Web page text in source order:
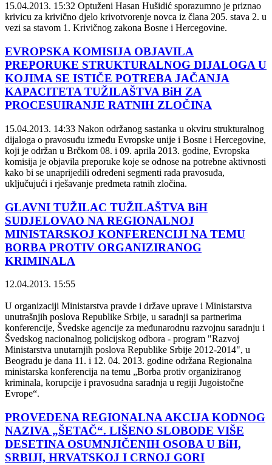
15.04.2013. 15:32 Optuženi Hasan Hušidić sporazumno je priznao
krivicu za krivično djelo krivotvorenje novca iz člana 205. stava 2. u
vezi sa stavom 1. Krivičnog zakona Bosne i Hercegovine.
EVROPSKA KOMISIJA OBJAVILA
PREPORUKE STRUKTURALNOG DIJALOGA U
KOJIMA SE ISTIČE POTREBA JAČANJA
KAPACITETA TUŽILAŠTVA BiH ZA
PROCESUIRANJE RATNIH ZLOČINA
15.04.2013. 14:33 Nakon održanog sastanka u okviru strukturalnog
dijaloga o pravosuđu između Evropske unije i Bosne i Hercegovine,
koji je održan u Brčkom 08. i 09. aprila 2013. godine, Evropska
komisija je objavila preporuke koje se odnose na potrebne aktivnosti
kako bi se unaprijedili određeni segmenti rada pravosuđa,
uključujući i rješavanje predmeta ratnih zločina.
GLAVNI TUŽILAC TUŽILAŠTVA BiH
SUDJELOVAO NA REGIONALNOJ
MINISTARSKOJ KONFERENCIJI NA TEMU
BORBA PROTIV ORGANIZIRANOG
KRIMINALA
12.04.2013. 15:55
U organizaciji Ministarstva pravde i države uprave i Ministarstva
unutrašnjih poslova Republike Srbije, u saradnji sa partnerima
konferencije, Švedske agencije za međunarodnu razvojnu saradnju i
Švedskog nacionalnog policijskog odbora - program "Razvoj
Ministarstva unutarnjih poslova Republike Srbije 2012-2014", u
Beogradu je dana 11. i 12. 04. 2013. godine održana Regionalna
ministarska konferencija na temu „Borba protiv organiziranog
kriminala, korupcije i pravosudna saradnja u regiji Jugoistočne
Evrope“.
PROVEDENA REGIONALNA AKCIJA KODNOG
NAZIVA „ŠETAČ“. LIŠENO SLOBODE VIŠE
DESETINA OSUMNJIČENIH OSOBA U BiH,
SRBIJI, HRVATSKOJ I CRNOJ GORI